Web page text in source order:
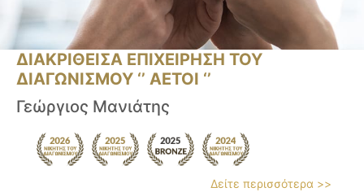
ΔΙΑΚΡΙΘΕΙΣΑ ΕΠΙΧΕΙΡΗΣΗ ΤΟΥ
ΔΙΑΓΩΝΙΣΜΟΥ ‘’ ΑΕΤΟΙ ‘’
Γεώργιος Μανιάτης
Δείτε περισσότερα >>